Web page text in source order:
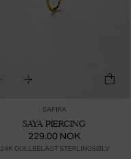
SAFIRA
SAYA PIERCING
229.00 NOK
24K GULLBELAGT STERLINGSØLV